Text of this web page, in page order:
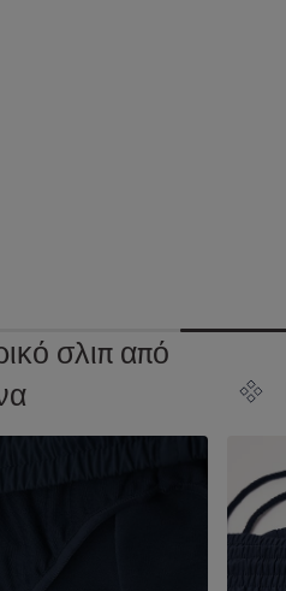
σλιπ από